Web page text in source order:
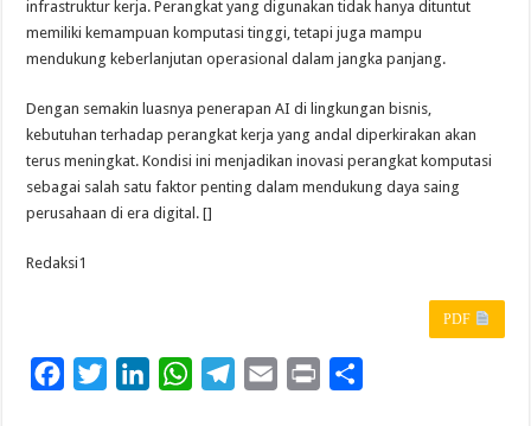
infrastruktur kerja. Perangkat yang digunakan tidak hanya dituntut
memiliki kemampuan komputasi tinggi, tetapi juga mampu
mendukung keberlanjutan operasional dalam jangka panjang.
Dengan semakin luasnya penerapan AI di lingkungan bisnis,
kebutuhan terhadap perangkat kerja yang andal diperkirakan akan
terus meningkat. Kondisi ini menjadikan inovasi perangkat komputasi
sebagai salah satu faktor penting dalam mendukung daya saing
perusahaan di era digital. []
Redaksi1
PDF
W